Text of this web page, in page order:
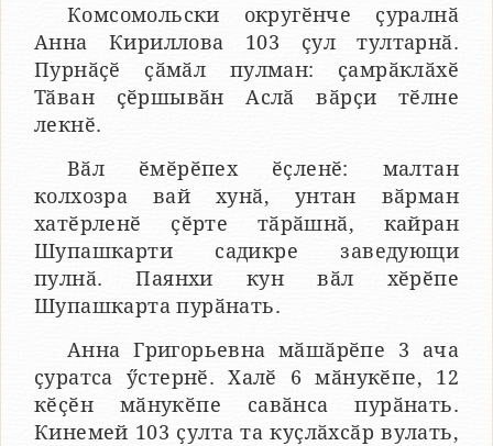
Комсомольски округӗнче ҫуралнӑ
Анна Кириллова 103 ҫул тултарнӑ.
Пурнӑҫӗ ҫӑмӑл пулман: ҫамрӑклӑхӗ
Тӑван ҫӗршывӑн Аслӑ вӑрҫи тӗлне
лекнӗ.
Вӑл ӗмӗрӗпех ӗҫленӗ: малтан
колхозра вай хунӑ, унтан вӑрман
хатӗрленӗ ҫӗрте тӑрӑшнӑ, кайран
Шупашкарти садикре заведующи
пулнӑ. Паянхи кун вӑл хӗрӗпе
Шупашкарта пурӑнать.
Анна Григорьевна мӑшӑрӗпе 3 ача
ҫуратса ӳстернӗ. Халӗ 6 мӑнукӗпе, 12
кӗҫӗн мӑнукӗпе савӑнса пурӑнать.
Кинемей 103 ҫулта та куҫлӑхсӑр вулать,